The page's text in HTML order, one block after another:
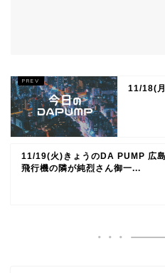
11/18(
11/19(火)きょうのDA PUMP 広
飛行機の隣が純烈さん御一...